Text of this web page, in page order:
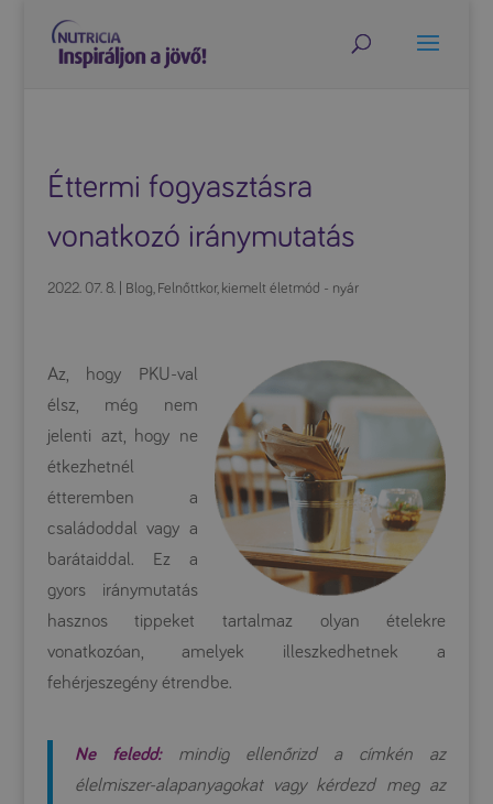
Éttermi fogyasztásra
vonatkozó iránymutatás
2022. 07. 8.| Blog, Felnőttkor, kiemelt életmód - nyár
Az, hogy PKU-val
élsz, még nem
jelenti azt, hogy ne
étkezhetnél
étteremben a
családoddal vagy a
barátaiddal. Ez a
gyors iránymutatás
hasznos tippeket tartalmaz olyan ételekre
vonatkozóan, amelyek illeszkedhetnek a
fehérjeszegény étrendbe.
Ne feledd:mindig ellenőrizd a címkén az
élelmiszer-alapanyagokat vagy kérdezd meg az